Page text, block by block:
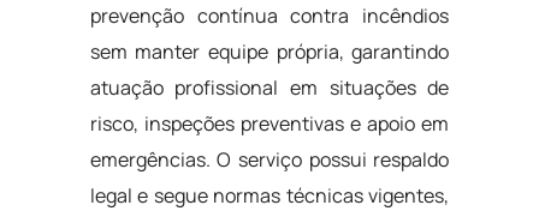
prevenção contínua contra incêndios
sem manter equipe própria, garantindo
atuação profissional em situações de
risco, inspeções preventivas e apoio em
emergências. O serviço possui respaldo
legal e segue normas técnicas vigentes,